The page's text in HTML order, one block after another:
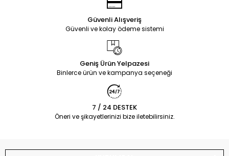
Güvenli Alışveriş
Güvenli ve kolay ödeme sistemi
Geniş Ürün Yelpazesi
Binlerce ürün ve kampanya seçeneği
7 / 24 DESTEK
Öneri ve şikayetlerinizi bize iletebilirsiniz.